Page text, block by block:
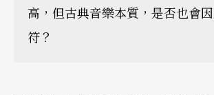
高，但古典音樂本質，是否也會
符？